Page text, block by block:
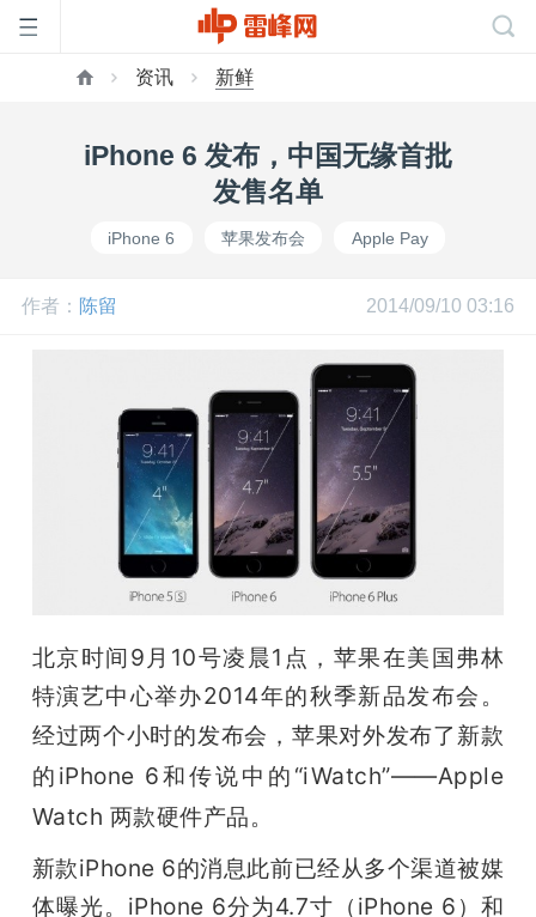
活
动
中
心
资讯 新鲜
iPhone 6 发布，中国无缘首批
发售名单
iPhone 6 苹果发布会 Apple Pay
作者： 陈留 2014/09/10 03:16
北京时间9月10号凌晨1点，苹果在美国弗林
特演艺中心举办2014年的秋季新品发布会。
经过两个小时的发布会，苹果对外发布了新款
的iPhone 6和传说中的“iWatch”——Apple
Watch 两款硬件产品。
新款iPhone 6的消息此前已经从多个渠道被媒
体曝光。iPhone 6分为4.7寸（iPhone 6）和